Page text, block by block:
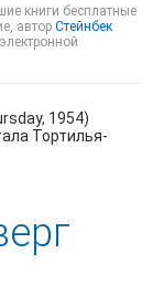
книги бесплатные
автор Стейнбек
1954)
Тортилья-